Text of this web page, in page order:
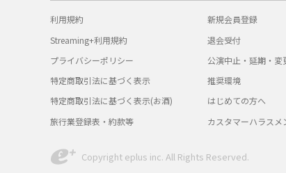
利用規約
Streaming+利用規約
プライバシーポリシー
特定商取引法に基づく表示
特定商取引法に基づく表示(お酒)
旅行業登録表・約款等
新規会員登録
退会受付
公演中止・延期・変
推奨環境
はじめての方へ
カスタマーハラスメ
Copyright eplus inc. All Rights Reserved.